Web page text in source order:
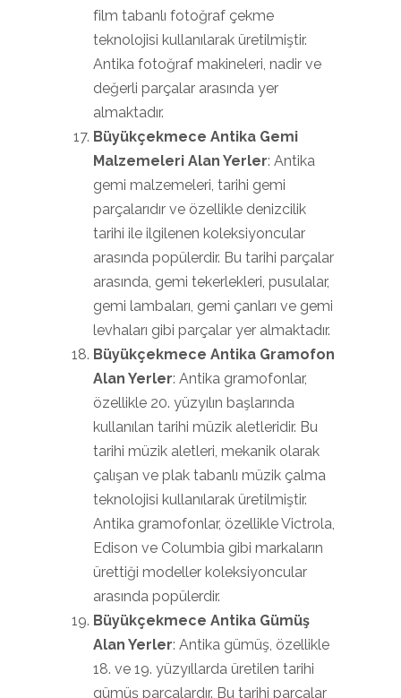
film tabanlı fotoğraf çekme
teknolojisi kullanılarak üretilmiştir.
Antika fotoğraf makineleri, nadir ve
değerli parçalar arasında yer
almaktadır.
Büyükçekmece Antika Gemi
Malzemeleri Alan Yerler: Antika
gemi malzemeleri, tarihi gemi
parçalarıdır ve özellikle denizcilik
tarihi ile ilgilenen koleksiyoncular
arasında popülerdir. Bu tarihi parçalar
arasında, gemi tekerlekleri, pusulalar,
gemi lambaları, gemi çanları ve gemi
levhaları gibi parçalar yer almaktadır.
Büyükçekmece Antika Gramofon
Alan Yerler: Antika gramofonlar,
özellikle 20. yüzyılın başlarında
kullanılan tarihi müzik aletleridir. Bu
tarihi müzik aletleri, mekanik olarak
çalışan ve plak tabanlı müzik çalma
teknolojisi kullanılarak üretilmiştir.
Antika gramofonlar, özellikle Victrola,
Edison ve Columbia gibi markaların
ürettiği modeller koleksiyoncular
arasında popülerdir.
Büyükçekmece Antika Gümüş
Alan Yerler: Antika gümüş, özellikle
18. ve 19. yüzyıllarda üretilen tarihi
gümüş parçalardır. Bu tarihi parçalar